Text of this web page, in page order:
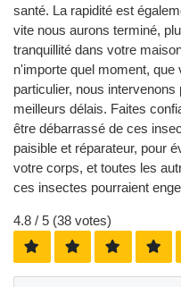
santé. La rapidité est
vite nous aurons terminé,
tranquillité dans votre
n'importe quel moment,
particulier, nous
meilleurs délais. Faites
être débarrassé de ces
paisible et réparateur, pour
votre corps, et toutes les
ces insectes pourraient
4.8 / 5 (38 votes)